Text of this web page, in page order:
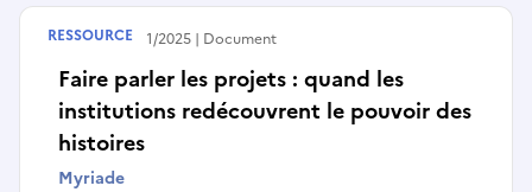
Faire parler les projets : quand les
institutions redécouvrent le pouvoir des
histoires
Myriade
Publié le17/11/2025 Document
RESSOURCE